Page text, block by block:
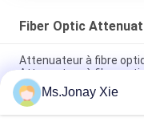
Fiber Optic
Attenuateur à fibre
Attenuateur à fibre
OAF E-2000/APC
Attenuateur optique
Ms.Jonay Xie